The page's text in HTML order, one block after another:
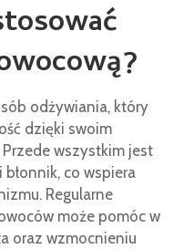
odżywiania, który
dzięki swoim
wszystkim jest
co wspiera
Regularne
może pomóc w
oraz wzmocnieniu